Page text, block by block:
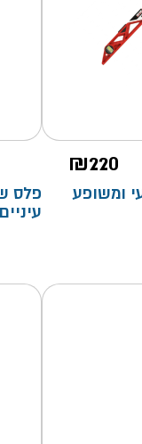
₪220
ומשופע
עיניים 100 ס"מ -